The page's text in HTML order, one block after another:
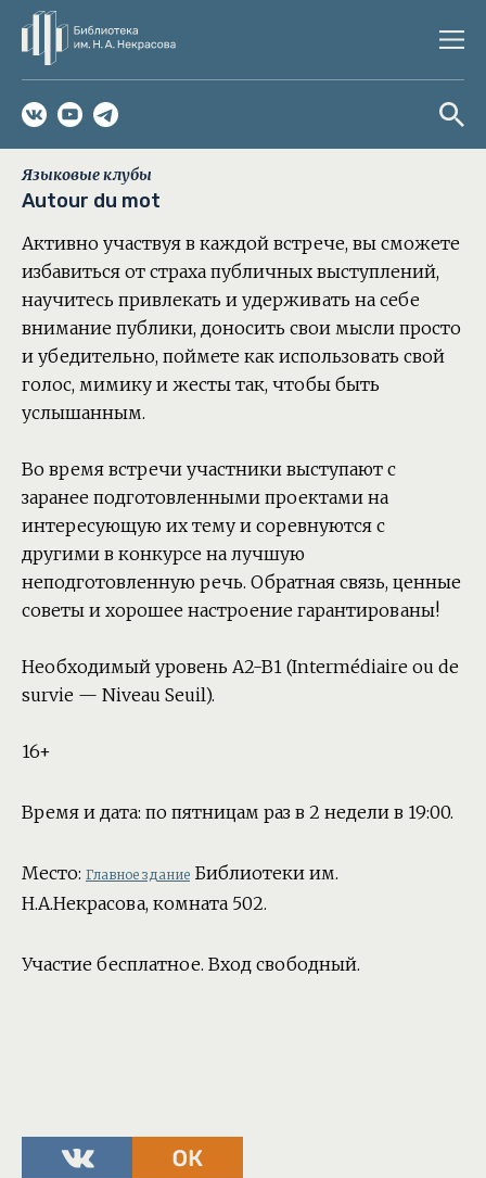
Языковые клубы
Autour du mot
Активно участвуя в каждой встрече, вы сможете
избавиться от страха публичных выступлений,
научитесь привлекать и удерживать на себе
внимание публики, доносить свои мысли просто
и убедительно, поймете как использовать свой
голос, мимику и жесты так, чтобы быть
услышанным.
Во время встречи участники выступают с
заранее подготовленными проектами на
интересующую их тему и соревнуются с
другими в конкурсе на лучшую
неподготовленную речь. Обратная связь, ценные
советы и хорошее настроение гарантированы!
Необходимый уровень A2-B1 (Intermédiaire ou de
survie — Niveau Seuil).
16+
Время и дата: по пятницам раз в 2 недели в 19:00.
Место: Главное здание Библиотеки им.
Н.А.Некрасова, комната 502.
Участие бесплатное. Вход свободный.